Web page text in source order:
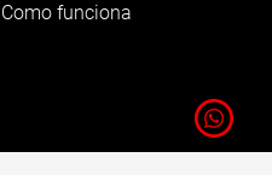
Como funciona